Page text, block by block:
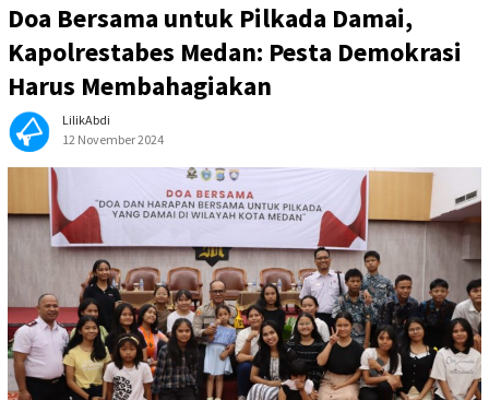
Doa Bersama untuk Pilkada Damai,
Kapolrestabes Medan: Pesta Demokrasi
Harus Membahagiakan
LilikAbdi
12 November 2024